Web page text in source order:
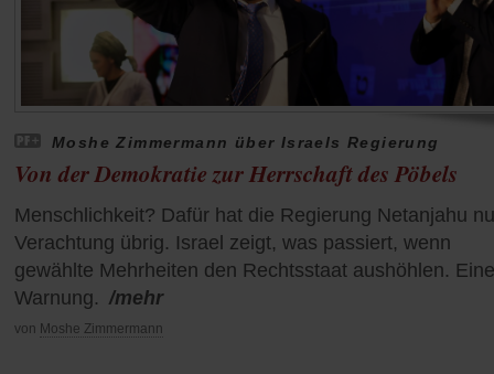
Moshe Zimmermann über Israels Regierung
Von der Demokratie zur Herrschaft des Pöbels
Menschlichkeit? Dafür hat die Regierung Netanjahu
Verachtung übrig. Israel zeigt, was passiert, wenn
gewählte Mehrheiten den Rechtsstaat aushöhlen. Eine
Warnung. /mehr
von Moshe Zimmermann